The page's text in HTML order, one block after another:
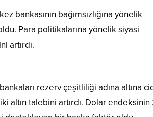
bankasının bağımsızlığına yönelik
Para politikalarına yönelik siyasi
artırdı.
rezerv çeşitliliği adına altına
altın talebini artırdı. Dolar endeksinin